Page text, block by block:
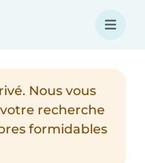
Nous vous
recherche
formidables